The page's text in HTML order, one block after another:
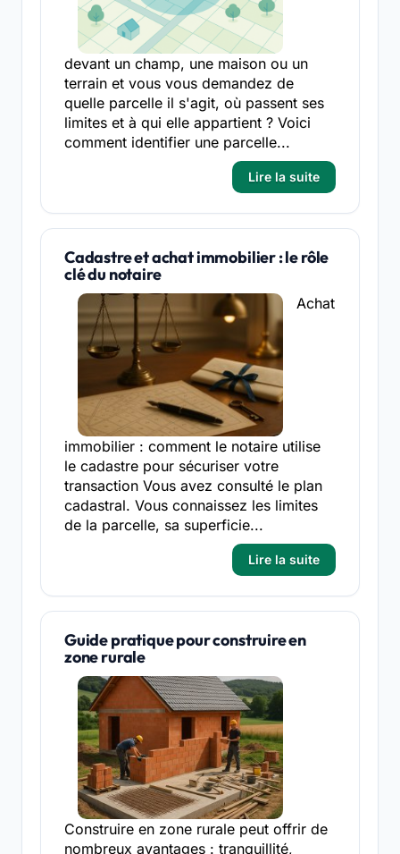
devant un champ, une maison ou un
terrain et vous vous demandez de
quelle parcelle il s'agit, où passent ses
limites et à qui elle appartient ? Voici
comment identifier une parcelle...
Lire la suite
Cadastre et achat immobilier : le rôle
clé du notaire
Achat
immobilier : comment le notaire utilise
le cadastre pour sécuriser votre
transaction Vous avez consulté le plan
cadastral. Vous connaissez les limites
de la parcelle, sa superficie...
Lire la suite
Guide pratique pour construire en
zone rurale
Construire en zone rurale peut offrir de
nombreux avantages : tranquillité,